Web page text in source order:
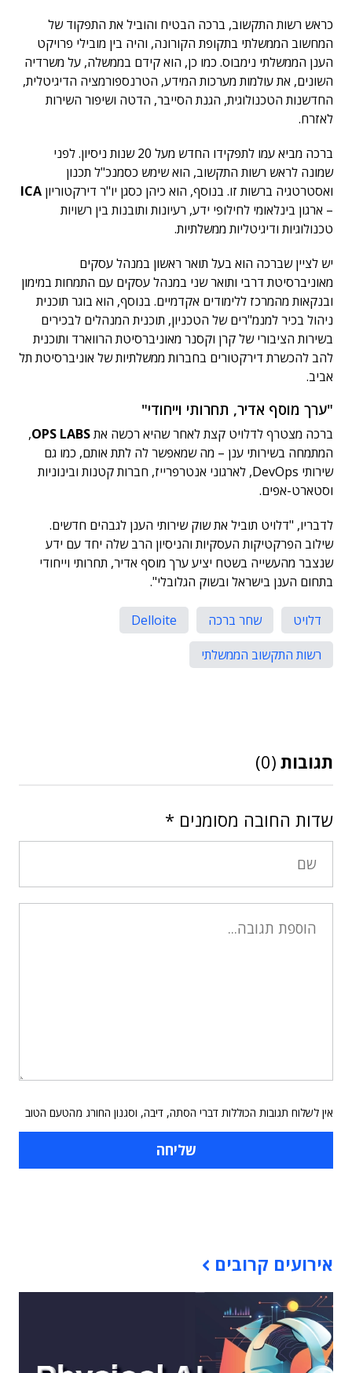
כראש רשות התקשוב, ברכה הבטיח והוביל את התפקוד של
המחשוב הממשלתי בתקופת הקורונה, והיה בין מובילי פרויקט
הענן הממשלתי נימבוס. כמו כן, הוא קידם בממשלה, על משרדיה
השונים, את עולמות מערכות המידע, הטרנספורמציה הדיגיטלית,
החדשנות הטכנולוגית, הגנת הסייבר, הדטה ושיפור השירות
לאזרח.
ברכה מביא עמו לתפקידו החדש מעל 20 שנות ניסיון. לפני
שמונה לראש רשות התקשוב, הוא שימש כסמנכ"ל תכנון
ואסטרטגיה ברשות זו. בנוסף, הוא כיהן כסגן יו"ר דירקטוריון ICA
– ארגון בינלאומי לחילופי ידע, רעיונות ותובנות בין רשויות
טכנולוגיות ודיגיטליות ממשלתיות.
יש לציין שברכה הוא בעל תואר ראשון במנהל עסקים
מאוניברסיטת דרבי ותואר שני במנהל עסקים עם התמחות במימון
ובנקאות מהמרכז ללימודים אקדמיים. בנוסף, הוא בוגר תוכנית
ניהול בכיר למנמ"רים של הטכניון, תוכנית המנהלים לבכירים
בשירות הציבורי של קרן וקסנר מאוניברסיטת הרווארד ותוכנית
להב להכשרת דירקטורים בחברות ממשלתיות של אוניברסיטת תל
אביב.
"ערך מוסף אדיר, תחרותי וייחודי"
ברכה מצטרף לדלויט קצת לאחר שהיא רכשה אתOPS LABS
,
המתמחה בשירותי ענן – מה שמאפשר לה לתת אותם, כמו גם
שירותי DevOps, לארגוני אנטרפרייז, חברות קטנות ובינוניות
וסטארט-אפים.
לדבריו, "דלויט תוביל את שוק שירותי הענן לגבהים חדשים.
שילוב הפרקטיקות העסקיות והניסיון הרב שלה יחד עם ידע
שנצבר מהעשייה בשטח יציע ערך מוסף אדיר, תחרותי וייחודי
בתחום הענן בישראל ובשוק הגלובלי".
דלויט שחר ברכה
Delloite
רשות התקשוב הממשלתי
תגובות (0)
שדות החובה מסומנים *
אין לשלוח תגובות הכוללות דברי הסתה, דיבה, וסגנון החורג מהטעם הטוב
אירועים קרובים